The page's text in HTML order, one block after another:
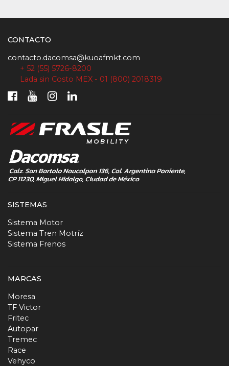
CONTACTO
contacto.dacomsa@kuoafmkt.com
+ 52 (55) 5726-8200
Lada sin Costo MEX - 01 (800) 2018319
SISTEMAS
Sistema Motor
Sistema Tren Motríz
Sistema Frenos
MARCAS
Moresa
TF Victor
Fritec
Autopar
Tremec
Race
Vehyco